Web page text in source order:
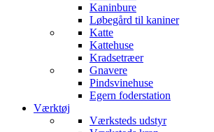
Kaninbure
Løbegård til kaniner
Katte
Kattehuse
Kradsetræer
Gnavere
Pindsvinehuse
Egern foderstation
Værktøj
Værksteds udstyr